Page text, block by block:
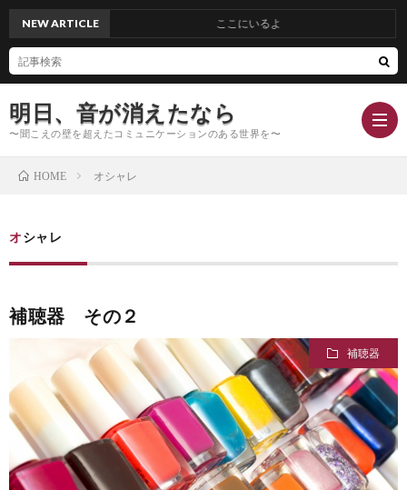
明日、音が消えたなら
〜聞こえの壁を超えたコミュニケーションのある世界を〜
NEW ARTICLE ここにいるよ
HOME オシャレ
オシャレ
補聴器 その２
補聴器